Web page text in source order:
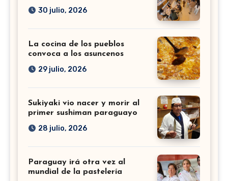
30 julio, 2026
La cocina de los pueblos
convoca a los asuncenos
29 julio, 2026
Sukiyaki vio nacer y morir al
primer sushiman paraguayo
28 julio, 2026
Paraguay irá otra vez al
mundial de la pastelería